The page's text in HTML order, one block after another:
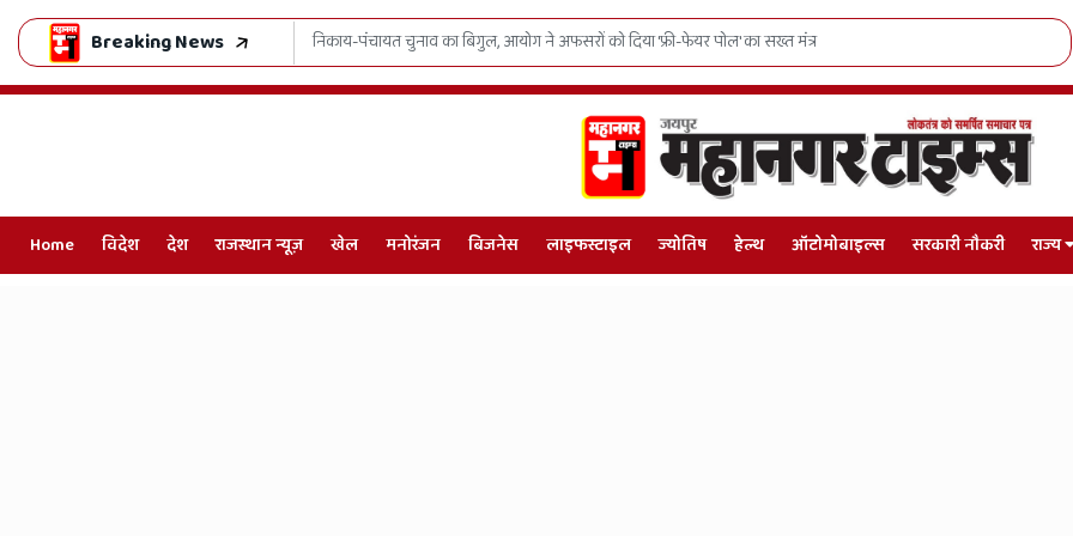
Breaking News
का सख्त मंत्र भजनलाल सरकार का खेल मॉडल हिट, लेक्रोस में जनजातीय युवाओं का राष्ट्रीय दबदबा
Home विदेश देश राजस्थान न्यूज़ खेल मनोरंजन बिजनेस लाइफस्टाइल ज्योतिष हेल्थ ऑटोमोबाइल्स सरकारी नौकरी राज्य